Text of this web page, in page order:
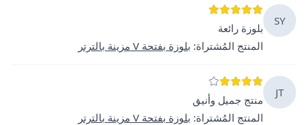
SY
بلوزة رائعة
المنتج المُشتراة: بلوزة بفتحة V مزينة بالترتر
JT
منتج جميل وأنيق
المنتج المُشتراة: بلوزة بفتحة V مزينة بالترتر